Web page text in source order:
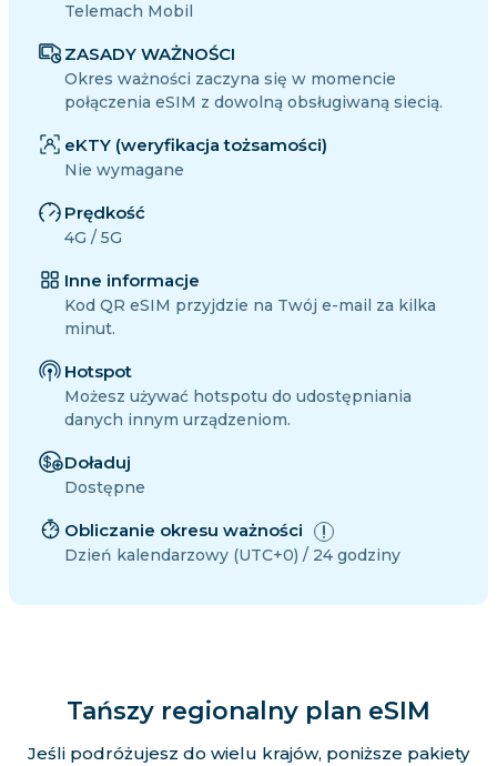
Telemach Mobil
ZASADY WAŻNOŚCI
Okres ważności zaczyna się w momencie
połączenia eSIM z dowolną obsługiwaną siecią.
eKTY (weryfikacja tożsamości)
Nie wymagane
Prędkość
4G / 5G
Inne informacje
Kod QR eSIM przyjdzie na Twój e-mail za kilka
minut.
Hotspot
Możesz używać hotspotu do udostępniania
danych innym urządzeniom.
Doładuj
Dostępne
Obliczanie okresu ważności
Dzień kalendarzowy (UTC+0) / 24 godziny
Tańszy regionalny plan eSIM
Jeśli podróżujesz do wielu krajów, poniższe pakiety